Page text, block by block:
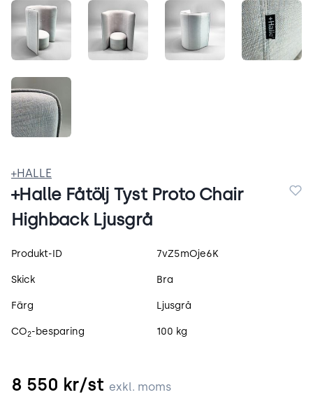
ZgInaPQ2p6Lo.jpegBbpNKH7fKTdD.jpeg2rLwdBJInP-N.jpeg
DfMWCyiMLS_8.jpeg
+HALLE
+Halle Fåtölj Tyst Proto Chair
Highback Ljusgrå
Produktspecifikation
Produkt-ID 7vZ5mOje6K
Skick Bra
Färg Ljusgrå
CO2-besparing 100 kg
8 550 kr/st exkl. moms